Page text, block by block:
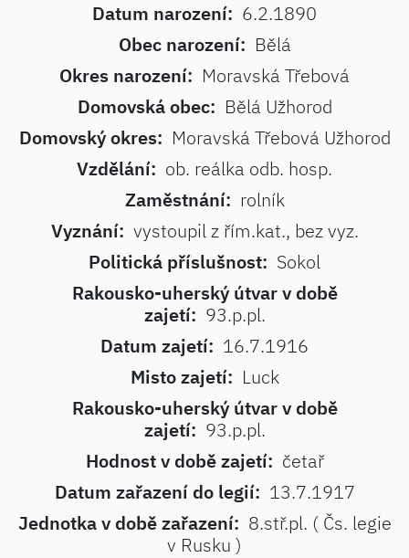
Datum narození: 6.2.1890
Obec narození: Bělá
Okres narození: Moravská Třebová
Domovská obec: Bělá Užhorod
Domovský okres: Moravská Třebová Užhorod
Vzdělání: ob. reálka odb. hosp.
Zaměstnání: rolník
Vyznání: vystoupil z řím.kat., bez vyz.
Politická příslušnost: Sokol
Rakousko-uherský útvar v době
zajetí: 93.p.pl.
Datum zajetí: 16.7.1916
Misto zajetí: Luck
Rakousko-uherský útvar v době
zajetí: 93.p.pl.
Hodnost v době zajetí: četař
Datum zařazení do legií: 13.7.1917
Jednotka v době zařazení: 8.stř.pl. ( Čs. legie
v Rusku )